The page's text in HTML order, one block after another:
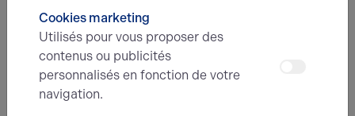
Tournez-vous vers l'installateur ou un bureau d’étude
spécialisé afin de poser le bon diagnostic. Ces
professionnels vous aideront à identifier les solutions
les plus pertinentes, compte tenu de vos attentes en
matière de performances énergétiques et aussi de vos
Cookies marketing
Utilisés pour vous proposer des
contenus ou publicités
personnalisés en fonction de votre
navigation.